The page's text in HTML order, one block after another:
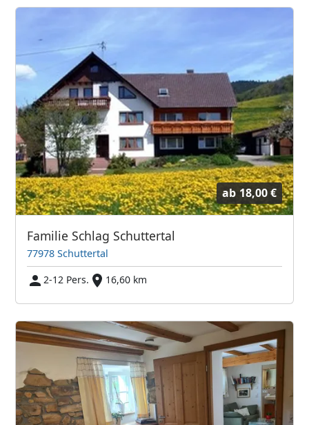
ab 18,00 €
Familie Schlag Schuttertal
77978 Schuttertal
2-12 Pers.
16,60 km